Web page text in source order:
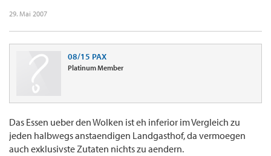
29. Mai 2007
08/15 PAX
Platinum Member
Das Essen ueber den Wolken ist eh inferior im Vergleich zu
jeden halbwegs anstaendigen Landgasthof, da vermoegen
auch exklusivste Zutaten nichts zu aendern.